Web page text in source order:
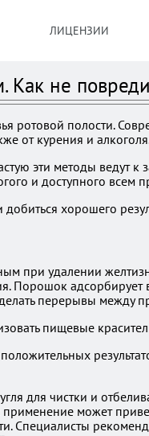
ЛИЦЕНЗИИ
не
ротовой полости.
от курения и
эти методы ведут
и доступного
при удалении
адсорбирует
перерывы между
пищевые
для чистки и
может
Специалисты